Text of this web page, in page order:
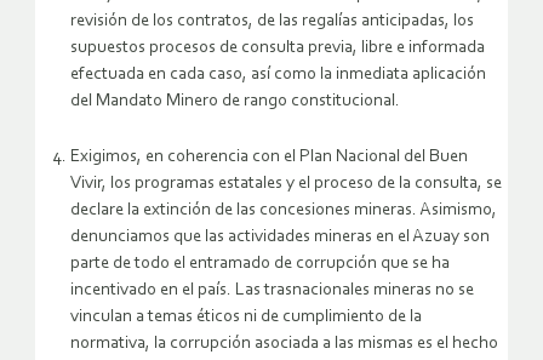
revisión de los contratos, de las regalías anticipadas, los
supuestos procesos de consulta previa, libre e informada
efectuada en cada caso, así como la inmediata aplicación
del Mandato Minero de rango constitucional.
Exigimos, en coherencia con el Plan Nacional del Buen
Vivir, los programas estatales y el proceso de la consulta, se
declare la extinción de las concesiones mineras. Asimismo,
denunciamos que las actividades mineras en el Azuay son
parte de todo el entramado de corrupción que se ha
incentivado en el país. Las trasnacionales mineras no se
vinculan a temas éticos ni de cumplimiento de la
normativa, la corrupción asociada a las mismas es el hecho